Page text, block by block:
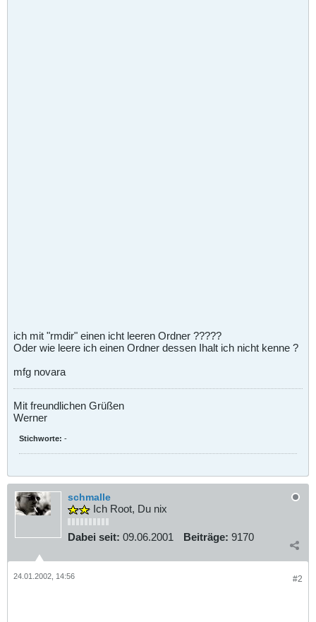
ich mit "rmdir" einen icht leeren Ordner ?????
Oder wie leere ich einen Ordner dessen Ihalt ich nicht kenne ?
mfg novara
Mit freundlichen Grüßen
Werner
Stichworte: -
schmalle
Ich Root, Du nix
Dabei seit: 09.06.2001 Beiträge: 9170
#2
24.01.2002, 14:56